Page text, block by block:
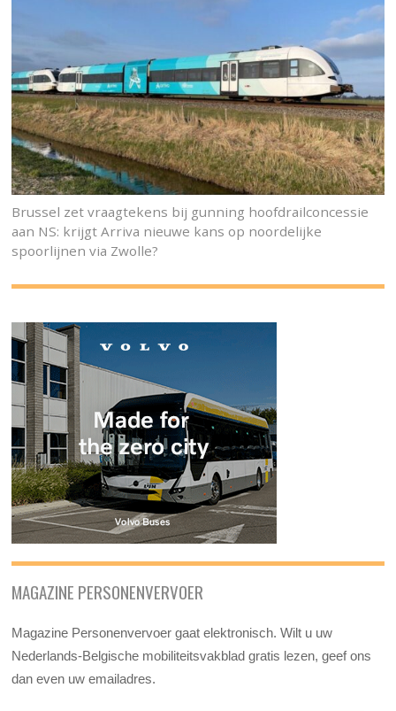
Brussel zet vraagtekens bij gunning hoofdrailconcessie
aan NS: krijgt Arriva nieuwe kans op noordelijke
spoorlijnen via Zwolle?
MAGAZINE PERSONENVERVOER
Magazine Personenvervoer gaat elektronisch. Wilt u uw
Nederlands-Belgische mobiliteitsvakblad gratis lezen, geef ons
dan even uw emailadres.